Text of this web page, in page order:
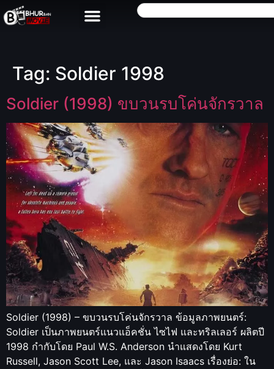
Tag: Soldier 1998
Soldier (1998) ขบวนรบโค่นจักรวาล
Soldier (1998) – ขบวนรบโค่นจักรวาล ข้อมูลภาพยนตร์:
Soldier เป็นภาพยนตร์แนวแอ็คชั่น ไซไฟ และทริลเลอร์ ผลิตปี
1998 กำกับโดย Paul W.S. Anderson นำแสดงโดย Kurt
Russell, Jason Scott Lee, และ Jason Isaacs เรื่องย่อ: ใน